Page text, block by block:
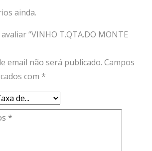
ainda.
“VINHO T.QTA.DO MONTE
email não será publicado. Campos
com *